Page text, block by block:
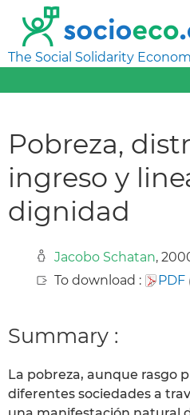
The Social Solidarity
Pobreza,
ingreso y
dignidad
Jacobo Schatan,
To download :
PDF
Summary :
La pobreza, aunque rasgo
diferentes sociedades a